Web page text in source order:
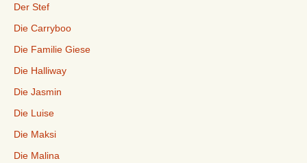
Der Stef
Die Carryboo
Die Familie Giese
Die Halliway
Die Jasmin
Die Luise
Die Maksi
Die Malina